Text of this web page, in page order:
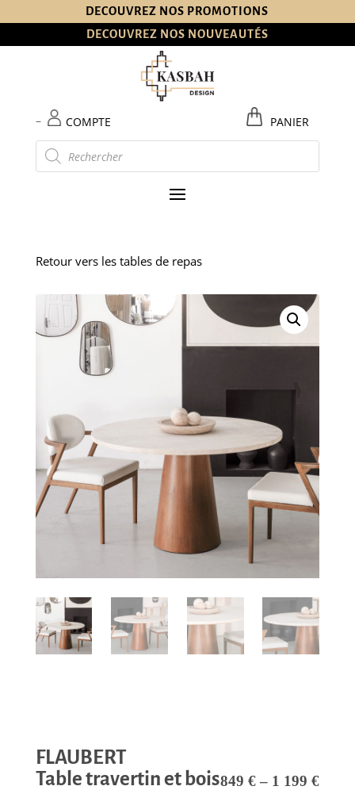
DECOUVREZ NOS PROMOTIONS
DECOUVREZ NOS NOUVEAUTÉS
COMPTE PANIER
–
Recherche
de
produits
Retour vers les tables de repas
FLAUBERT
Table travertin et bois849€ – 1 199€